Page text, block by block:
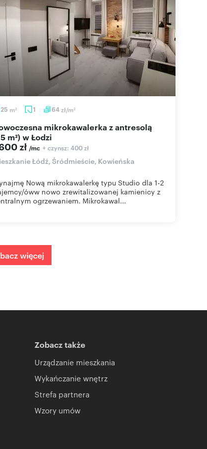
25 m2 1 64zł/m2
m²) w Łodzi
zł /mc + czynsz: 400 zł
Łódź, Śródmieście, Kowieńska
Nową mikrokawalerkę typu Studio dla 1-2
óww nowo zrewitalizowanej kamienicy z
ogrzewaniem. Mikrokawal...
więcej
Zobacz także
Urządzanie mieszkania
Wykańczanie wnętrz
Strefa partnera
Wzory umów